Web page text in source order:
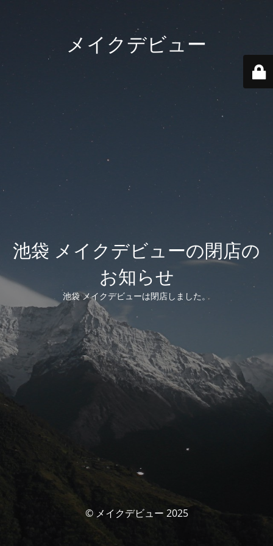
メイクデビュー
池袋 メイクデビューの閉店の
お知らせ
池袋 メイクデビューは閉店しました。
© メイクデビュー 2025